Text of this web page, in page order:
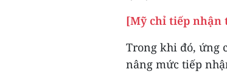
[Mỹ chỉ tiếp nhận
Trong khi đó, ứng
nâng mức tiếp